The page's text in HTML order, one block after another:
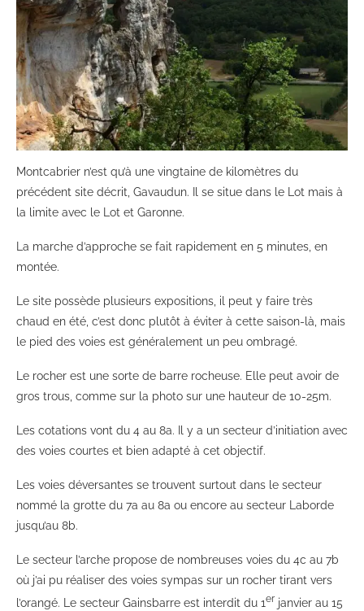
Montcabrier n’est qu’à une vingtaine de kilomètres du
précédent site décrit, Gavaudun. Il se situe dans le Lot mais à
la limite avec le Lot et Garonne.
La marche d’approche se fait rapidement en 5 minutes, en
montée.
Le site possède plusieurs expositions, il peut y faire très
chaud en été, c’est donc plutôt à éviter à cette saison-là, mais
le pied des voies est généralement un peu ombragé.
Le rocher est une sorte de barre rocheuse. Elle peut avoir de
gros trous, comme sur la photo sur une hauteur de 10-25m.
Les cotations vont du 4 au 8a. Il y a un secteur d’initiation avec
des voies courtes et bien adapté à cet objectif.
Les voies déversantes se trouvent surtout dans le secteur
nommé la grotte du 7a au 8a ou encore au secteur Laborde
jusqu’au 8b.
Le secteur l’arche propose de nombreuses voies du 4c au 7b
où j’ai pu réaliser des voies sympas sur un rocher tirant vers
l’orangé. Le secteur Gainsbarre est interdit du 1er janvier au 15